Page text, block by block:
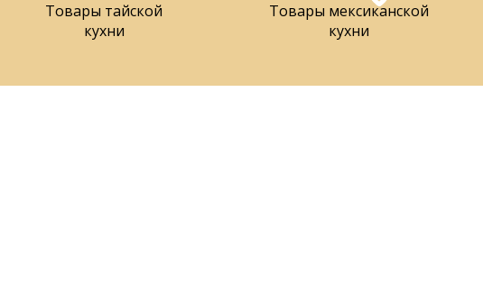
Товары тайской
кухни
Товары мексиканской
кухни